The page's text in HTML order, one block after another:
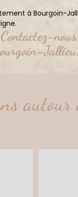
à Bourgoin-